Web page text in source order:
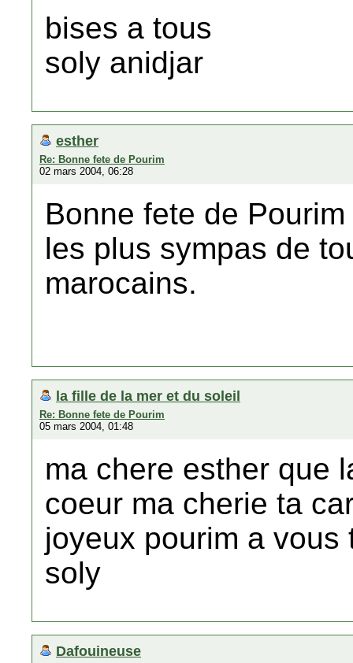
bises a tous
soly anidjar
esther
Re: Bonne fete de Pourim
02 mars 2004, 06:28
Bonne fete de
les plus sympas de
marocains.
la fille de la mer et du soleil
Re: Bonne fete de Pourim
05 mars 2004, 01:48
ma chere esther que
coeur ma cherie ta
joyeux pourim a vous
soly
Dafouineuse